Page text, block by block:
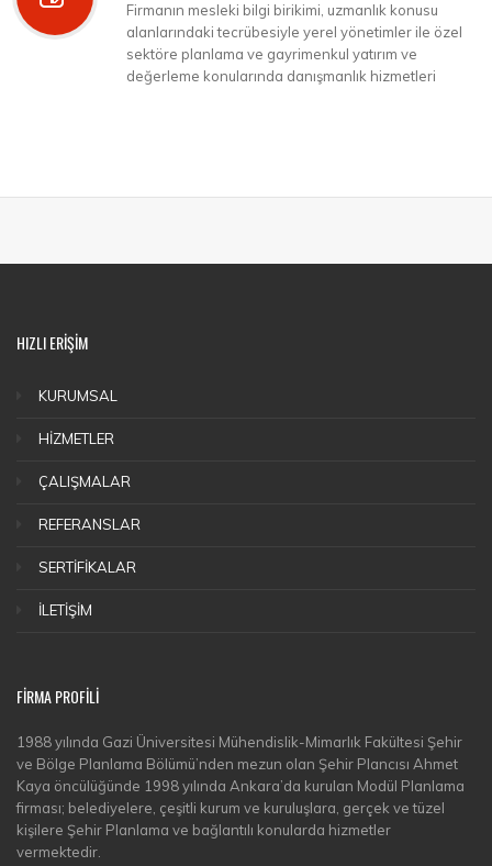
Firmanın mesleki bilgi birikimi, uzmanlık konusu
alanlarındaki tecrübesiyle yerel yönetimler ile özel
sektöre planlama ve gayrimenkul yatırım ve
değerleme konularında danışmanlık hizmetleri
HIZLI ERİŞİM
KURUMSAL
HİZMETLER
ÇALIŞMALAR
REFERANSLAR
SERTİFİKALAR
İLETİŞİM
FİRMA PROFİLİ
1988 yılında Gazi Üniversitesi Mühendislik-Mimarlık Fakültesi Şehir
ve Bölge Planlama Bölümü’nden mezun olan Şehir Plancısı Ahmet
Kaya öncülüğünde 1998 yılında Ankara’da kurulan Modül Planlama
firması; belediyelere, çeşitli kurum ve kuruluşlara, gerçek ve tüzel
kişilere Şehir Planlama ve bağlantılı konularda hizmetler
vermektedir.